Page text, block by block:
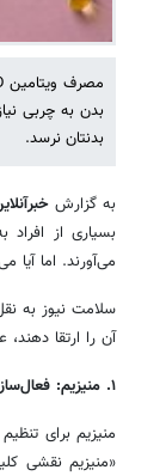
بدن به چربی
بدنتان نرسد.
به گزارش
بسیاری از
می‌آورند. اما
آن را ارتقا دهند،
۱. منیزیم: